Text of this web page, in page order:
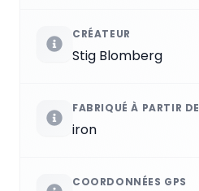
CRÉATEUR
Stig Blomberg
FABRIQUÉ À PARTIR DE
iron
COORDONNÉES GPS